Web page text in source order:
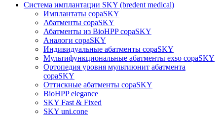
Система имплантации SKY (bredent medical)
Имплантаты copaSKY
Абатменты copaSKY
Абатменты из BioHPP copaSKY
Аналоги copaSKY
Индивидуальные абатменты copaSKY
Мультифункциональные абатменты exso copaSKY
Ортопедия уровня мультиюнит абатмента
copaSKY
Оттискные абатменты copaSKY
BioHPP elegance
SKY Fast & Fixed
SKY uni.cone